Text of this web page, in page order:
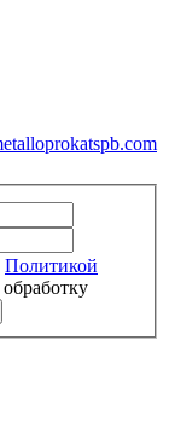
Политикой